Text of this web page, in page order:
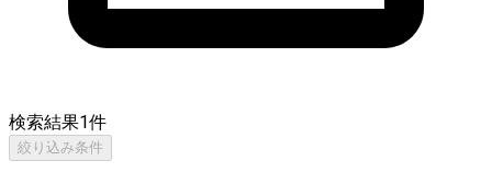
検索結果1件
絞り込み条件